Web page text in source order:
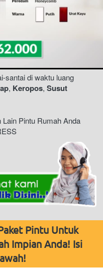
santai di waktu luang
, Keropos, Susut
Pintu Rumah Anda
Pintu Untuk
Impian Anda! Isi